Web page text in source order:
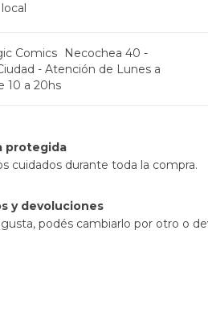
Comics
Necochea 40 -
- Atención de Lunes a
10 a 20hs
protegida
cuidados durante toda la compra.
y devoluciones
podés cambiarlo por otro o